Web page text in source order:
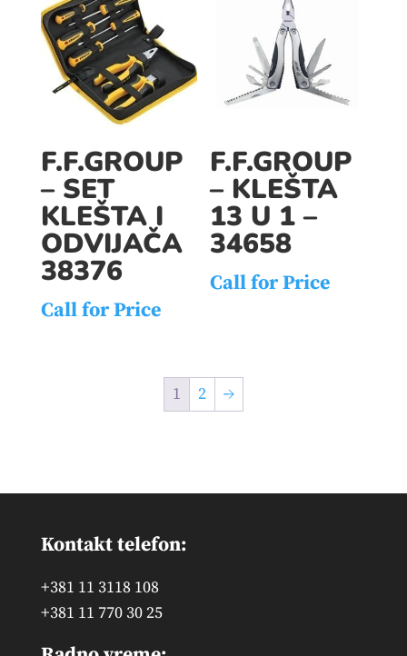
F.F.GROUP
– SET
KLEŠTA I
ODVIJAČA
38376
Call for Price
F.F.GROUP
– KLEŠTA
13 U 1 –
34658
Call for Price
1 2 →
Kontakt telefon:
+381 11 3118 108
+381 11 770 30 25